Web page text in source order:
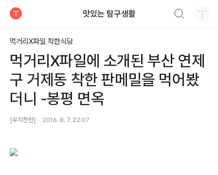
맛있는 탐구생활
먹거리X파일 착한식당
먹거리X파일에 소개된 부산 연제
구 거제동 착한 판메밀을 먹어봤
더니 -봉평 면옥
[유치찬란] 2016. 8. 7. 22:07